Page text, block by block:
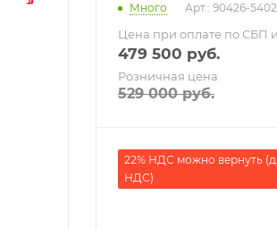
Много Арт.: 90426-5402
Цена при оплате по СБП
479 500 руб.
Розничная цена
529 000руб.
22% НДС можно вернуть
НДС)